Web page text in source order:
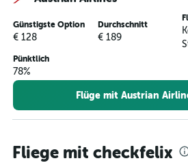
Günstigste Option
€ 128
Durchschnitt
€ 189
Pünktlich
78%
Flüge mit Austrian
Fliege mit checkfelix